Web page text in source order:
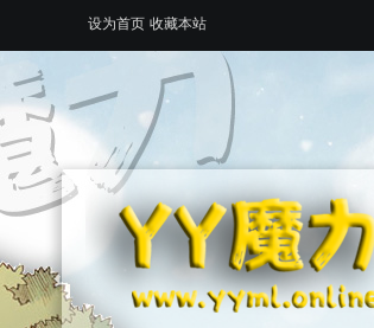
设为首页 收藏本站